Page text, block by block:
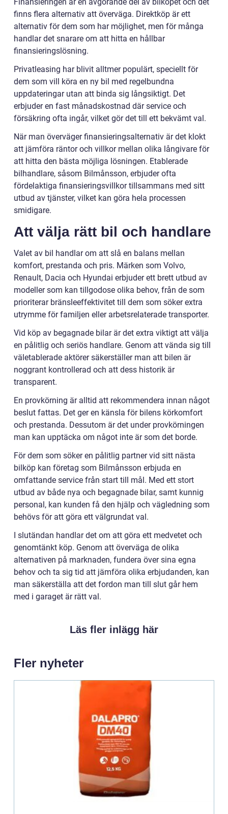
finns flera alternativ att överväga. Direktköp är ett
alternativ för dem som har möjlighet, men för många
handlar det snarare om att hitta en hållbar
finansieringslösning.
Privatleasing har blivit alltmer populärt, speciellt för
dem som vill köra en ny bil med regelbundna
uppdateringar utan att binda sig långsiktigt. Det
erbjuder en fast månadskostnad där service och
försäkring ofta ingår, vilket gör det till ett bekvämt val.
När man överväger finansieringsalternativ är det klokt
att jämföra räntor och villkor mellan olika långivare för
att hitta den bästa möjliga lösningen. Etablerade
bilhandlare, såsom Bilmånsson, erbjuder ofta
fördelaktiga finansieringsvillkor tillsammans med sitt
utbud av tjänster, vilket kan göra hela processen
smidigare.
Att välja rätt bil och handlare
Valet av bil handlar om att slå en balans mellan
komfort, prestanda och pris. Märken som Volvo,
Renault, Dacia och Hyundai erbjuder ett brett utbud av
modeller som kan tillgodose olika behov, från de som
prioriterar bränsleeffektivitet till dem som söker extra
utrymme för familjen eller arbetsrelaterade transporter.
Vid köp av begagnade bilar är det extra viktigt att välja
en pålitlig och seriös handlare. Genom att vända sig till
väletablerade aktörer säkerställer man att bilen är
noggrant kontrollerad och att dess historik är
transparent.
En provkörning är alltid att rekommendera innan något
beslut fattas. Det ger en känsla för bilens körkomfort
och prestanda. Dessutom är det under provkörningen
man kan upptäcka om något inte är som det borde.
För dem som söker en pålitlig partner vid sitt nästa
bilköp kan företag som Bilmånsson erbjuda en
omfattande service från start till mål. Med ett stort
utbud av både nya och begagnade bilar, samt kunnig
personal, kan kunden få den hjälp och vägledning som
behövs för att göra ett välgrundat val.
I slutändan handlar det om att göra ett medvetet och
genomtänkt köp. Genom att överväga de olika
alternativen på marknaden, fundera över sina egna
behov och ta sig tid att jämföra olika erbjudanden, kan
man säkerställa att det fordon man till slut går hem
med i garaget är rätt val.
Läs fler inlägg här
Fler nyheter